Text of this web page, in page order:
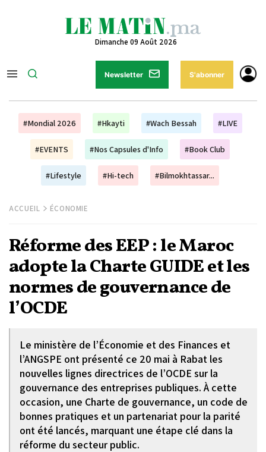
Dimanche 09 Août 2026
Newsletter S'abonner
#Mondial 2026 #Hkayti #Wach Bessah #LIVE
#EVENTS #Nos Capsules d'Info #Book Club
#Lifestyle #Hi-tech #Bilmokhtassar...
ACCUEIL ÉCONOMIE
Réforme des EEP : le Maroc
adopte la Charte GUIDE et les
normes de gouvernance de
l’OCDE
Le ministère de l’Économie et des Finances et
l’ANGSPE ont présenté ce 20 mai à Rabat les
nouvelles lignes directrices de l’OCDE sur la
gouvernance des entreprises publiques. À cette
occasion, une Charte de gouvernance, un code de
bonnes pratiques et un partenariat pour la parité
ont été lancés, marquant une étape clé dans la
réforme du secteur public.